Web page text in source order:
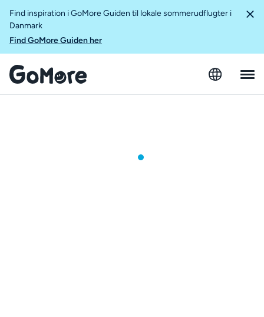
Find inspiration i GoMore Guiden til lokale sommerudflugter i
Danmark
Find GoMore Guiden her